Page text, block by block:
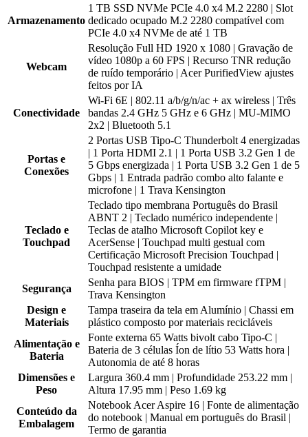
Armazenamento
1 TB SSD NVMe PCIe 4.0 x4 M.2 2280 | Slot
dedicado ocupado M.2 2280 compatível com
PCIe 4.0 x4 NVMe de até 1 TB
Webcam
Resolução Full HD 1920 x 1080 | Gravação de
vídeo 1080p a 60 FPS | Recurso TNR redução
de ruído temporário | Acer PurifiedView ajustes
feitos por IA
Conectividade
Wi-Fi 6E | 802.11 a/b/g/n/ac + ax wireless | Três
bandas 2.4 GHz 5 GHz e 6 GHz | MU-MIMO
2x2 | Bluetooth 5.1
Portas e
Conexões
2 Portas USB Tipo-C Thunderbolt 4 energizadas
| 1 Porta HDMI 2.1 | 1 Porta USB 3.2 Gen 1 de
5 Gbps energizada | 1 Porta USB 3.2 Gen 1 de 5
Gbps | 1 Entrada padrão combo alto falante e
microfone | 1 Trava Kensington
Teclado e
Touchpad
Teclado tipo membrana Português do Brasil
ABNT 2 | Teclado numérico independente |
Teclas de atalho Microsoft Copilot key e
AcerSense | Touchpad multi gestual com
Certificação Microsoft Precision Touchpad |
Touchpad resistente a umidade
Segurança
Senha para BIOS | TPM em firmware fTPM |
Trava Kensington
Design e
Materiais
Tampa traseira da tela em Alumínio | Chassi em
plástico composto por materiais recicláveis
Alimentação e
Bateria
Fonte externa 65 Watts bivolt cabo Tipo-C |
Bateria de 3 células Íon de lítio 53 Watts hora |
Autonomia de até 8 horas
Dimensões e
Peso
Largura 360.4 mm | Profundidade 253.22 mm |
Altura 17.95 mm | Peso 1.69 kg
Conteúdo da
Embalagem
Notebook Acer Aspire 16 | Fonte de alimentação
do notebook | Manual em português do Brasil |
Termo de garantia